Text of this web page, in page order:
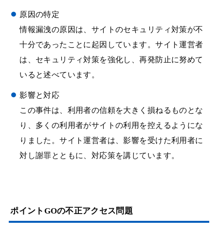
原因の特定
情報漏洩の原因は、サイトのセキュリティ対策が不
十分であったことに起因しています。サイト運営者
は、セキュリティ対策を強化し、再発防止に努めて
いると述べています。
影響と対応
この事件は、利用者の信頼を大きく損ねるものとな
り、多くの利用者がサイトの利用を控えるようにな
りました。サイト運営者は、影響を受けた利用者に
対し謝罪とともに、対応策を講じています。
ポイントGOの不正アクセス問題